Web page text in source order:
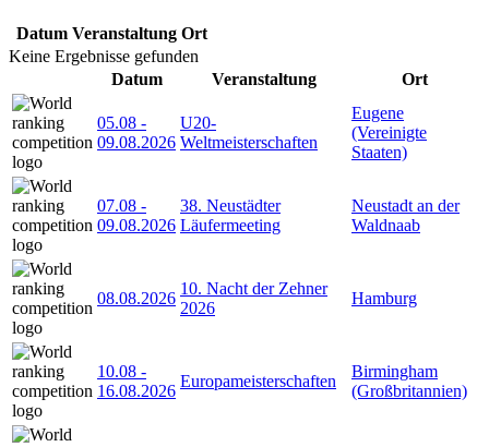
Datum Veranstaltung Ort
Keine Ergebnisse gefunden
Datum
Veranstaltung Ort
05.08 -
09.08.2026
U20-
Weltmeisterschaften
Eugene
(Vereinigte
Staaten)
07.08 -
09.08.2026
38. Neustädter
Läufermeeting
Neustadt an der
Waldnaab
08.08.2026
10. Nacht der Zehner
2026
Hamburg
10.08 -
16.08.2026
Europameisterschaften
Birmingham
(Großbritannien)